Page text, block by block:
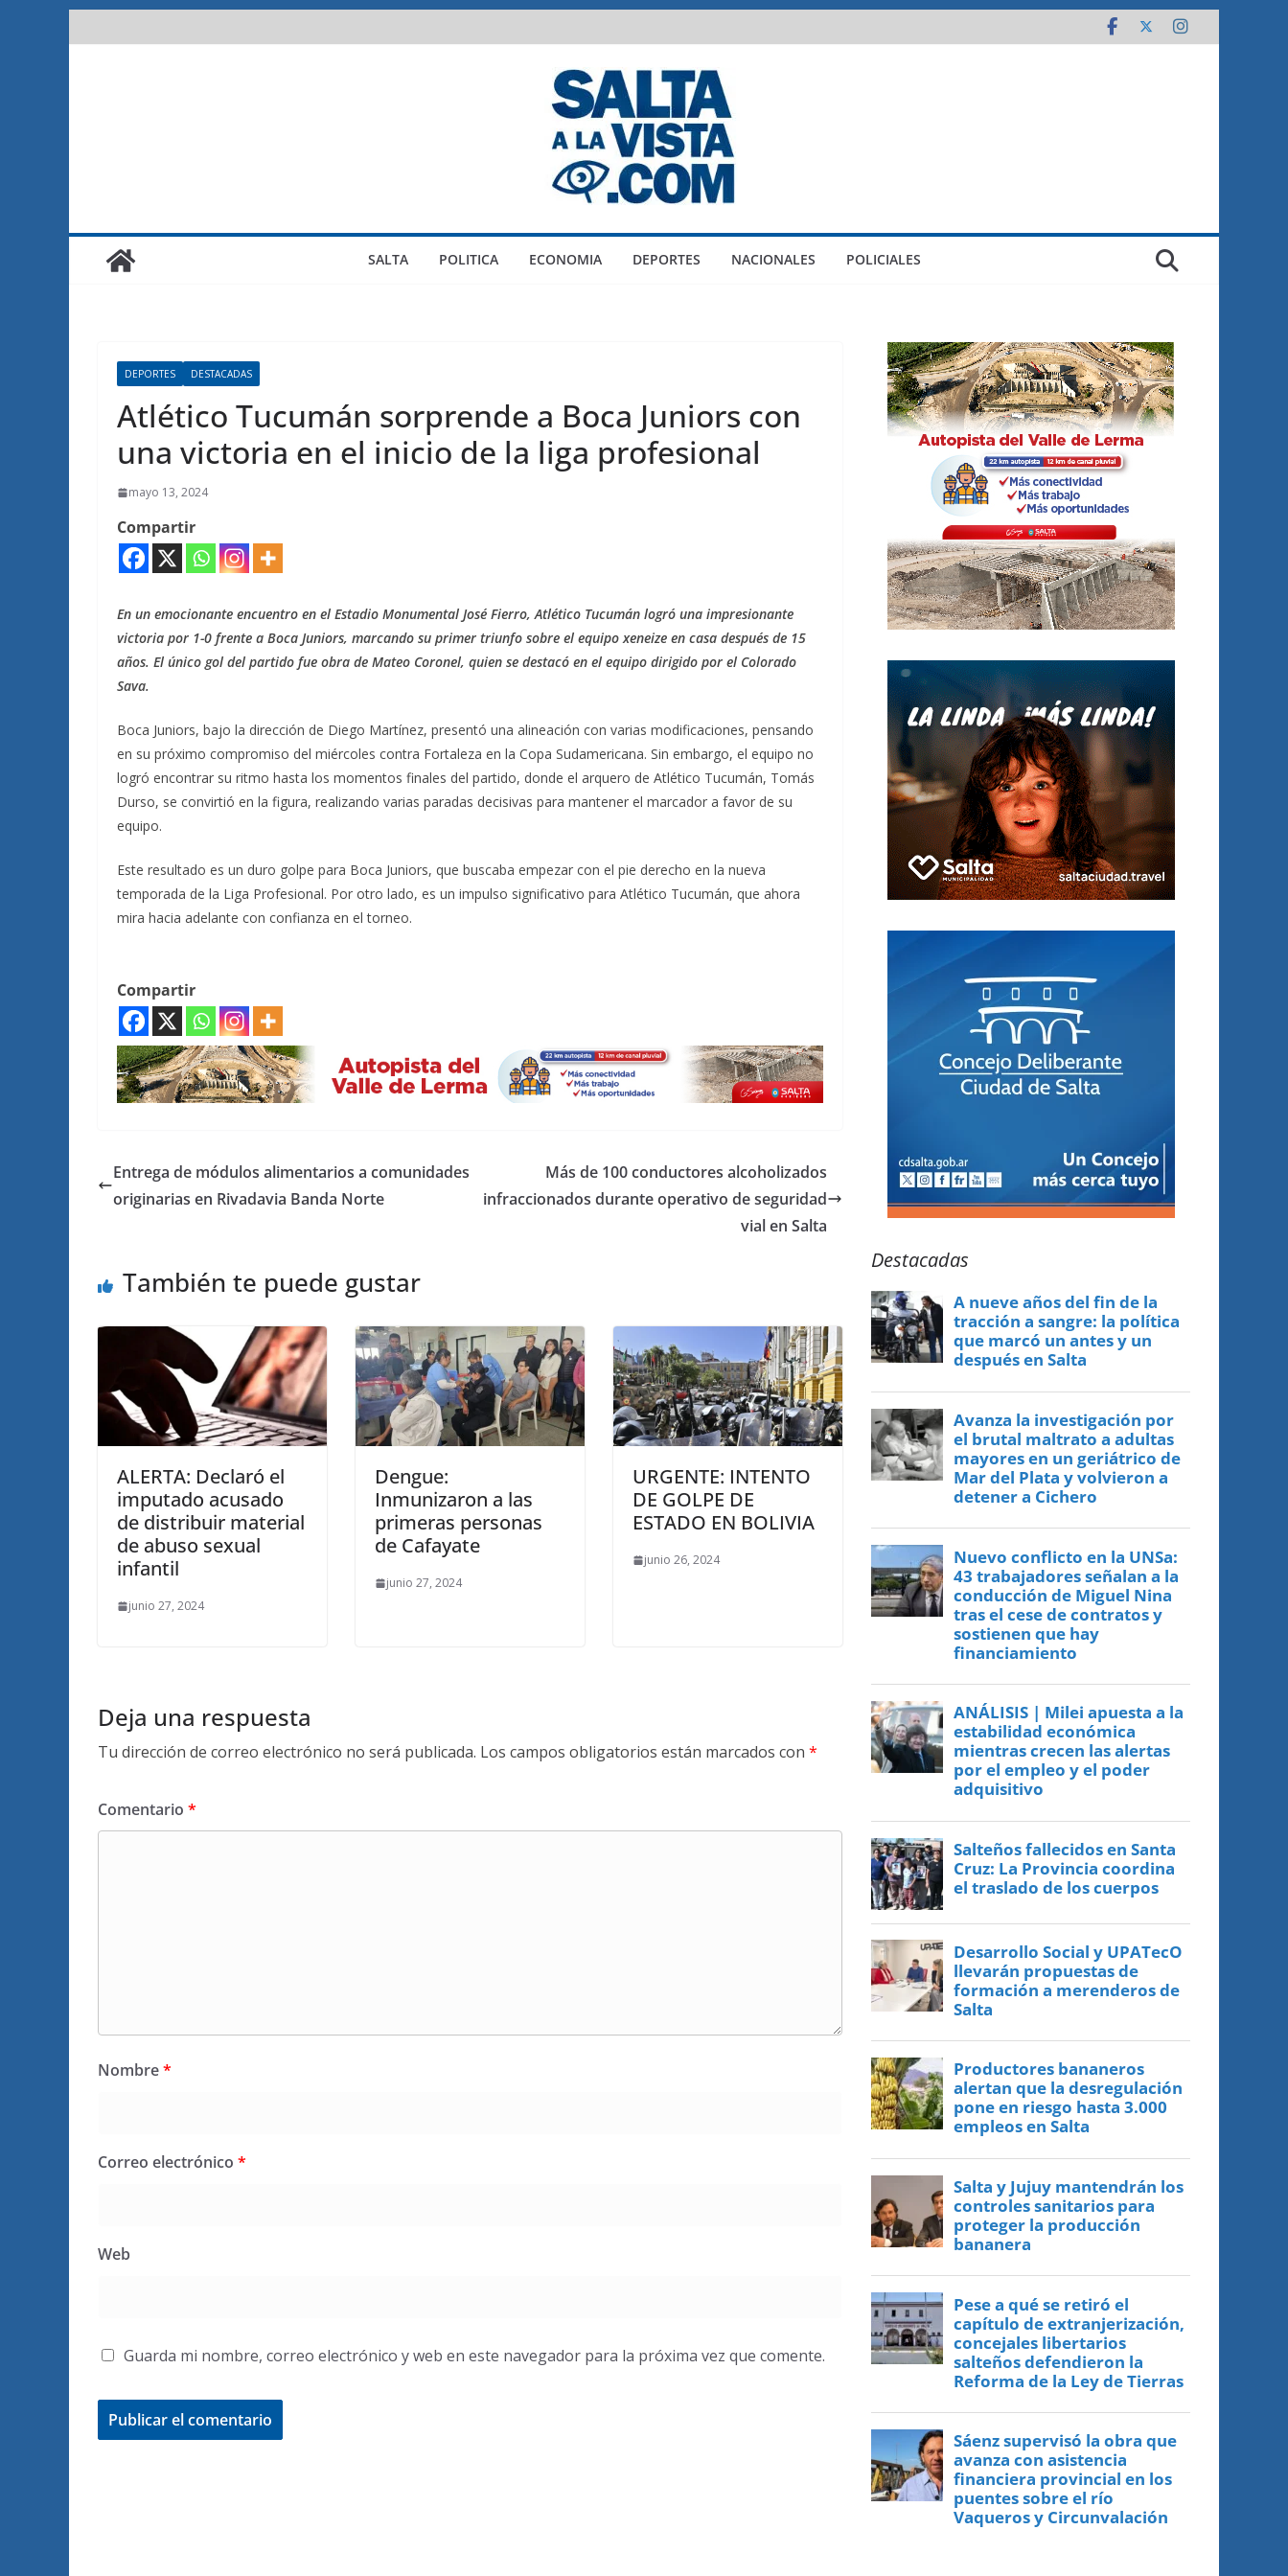
al
SALTA POLITICA ECONOMIA DEPORTES NACIONALES POLICIALES
DEPORTES DESTACADAS
Atlético Tucumán sorprende a Boca Juniors con
una victoria en el inicio de la liga profesional
mayo 13, 2024
Compartir
En un emocionante encuentro en el Estadio Monumental José Fierro, Atlético Tucumán logró una impresionante
victoria por 1-0 frente a Boca Juniors, marcando su primer triunfo sobre el equipo xeneize en casa después de 15
años. El único gol del partido fue obra de Mateo Coronel, quien se destacó en el equipo dirigido por el Colorado
Sava.
Boca Juniors, bajo la dirección de Diego Martínez, presentó una alineación con varias modificaciones, pensando
en su próximo compromiso del miércoles contra Fortaleza en la Copa Sudamericana. Sin embargo, el equipo no
logró encontrar su ritmo hasta los momentos finales del partido, donde el arquero de Atlético Tucumán, Tomás
Durso, se convirtió en la figura, realizando varias paradas decisivas para mantener el marcador a favor de su
equipo.
Este resultado es un duro golpe para Boca Juniors, que buscaba empezar con el pie derecho en la nueva
temporada de la Liga Profesional. Por otro lado, es un impulso significativo para Atlético Tucumán, que ahora
mira hacia adelante con confianza en el torneo.
Compartir
Entrega de módulos alimentarios a comunidades
originarias en Rivadavia Banda Norte
Más de 100 conductores alcoholizados
infraccionados durante operativo de seguridad
vial en Salta
También te puede gustar
ALERTA: Declaró el
imputado acusado
de distribuir material
de abuso sexual
infantil
junio 27, 2024
Dengue:
Inmunizaron a las
primeras personas
de Cafayate
junio 27, 2024
URGENTE: INTENTO
DE GOLPE DE
ESTADO EN BOLIVIA
junio 26, 2024
Deja una respuesta
Tu dirección de correo electrónico no será publicada. Los campos obligatorios están marcados con *
Comentario *
Nombre*
Correo electrónico *
Web
Guarda mi nombre, correo electrónico y web en este navegador para la próxima vez que comente.
Destacadas